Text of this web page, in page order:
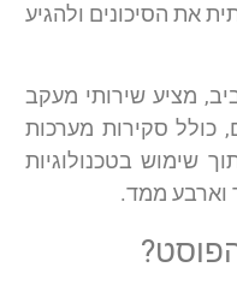
את הסיכונים ולהגיע
מציע שירותי מעקב
כולל סקירות מערכות
שימוש בטכנולוגיות
וארבע ממד.